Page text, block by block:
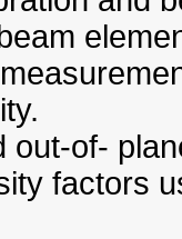
out-of-
factors